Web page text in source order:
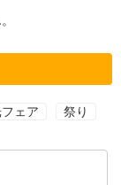
ェア 祭り